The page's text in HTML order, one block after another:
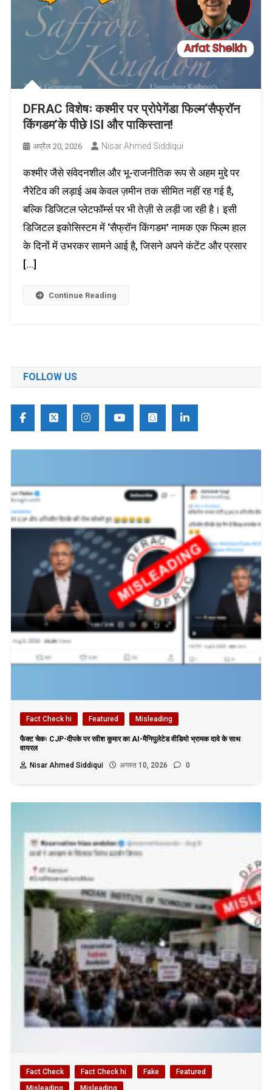
DFRAC विशेषः कश्मीर पर प्रोपेगेंडा फिल्म‘सैफ्रॉन
किंगडम’के पीछे ISI और पाकिस्तान!
अप्रैल 20, 2026 Nisar Ahmed Siddiqui
कश्मीर जैसे संवेदनशील और भू-राजनीतिक रूप से अहम मुद्दे पर
नैरेटिव की लड़ाई अब केवल ज़मीन तक सीमित नहीं रह गई है,
बल्कि डिजिटल प्लेटफॉर्म्स पर भी तेज़ी से लड़ी जा रही है। इसी
डिजिटल इकोसिस्टम में ‘सैफ्रॉन किंगडम’ नामक एक फिल्म हाल
के दिनों में उभरकर सामने आई है, जिसने अपने कंटेंट और प्रसार
[…]
Continue Reading
FOLLOW US
Fact Check hi Featured Misleading
फैक्ट चेकः CJP-दीपके पर रवीश कुमार का AI-मैनिपुलेटेड वीडियो भ्रामक दावे के साथ
वायरल
Nisar Ahmed Siddiqui
अगस्त 10, 2026 0
Fact Check Fact Check hi Fake
Featured
Misleading
Misleading